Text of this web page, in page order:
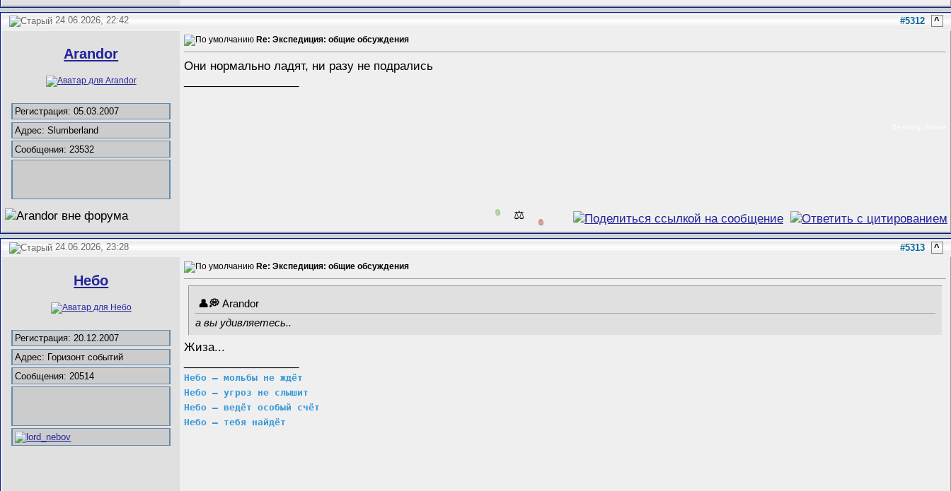
24.06.2026, 22:42 #5312 ^
Arandor
Регистрация: 05.03.2007
Адрес: Slumberland
Сообщения: 23532
Re: Экспедиция: общие обсуждения
Они нормально ладят, ни разу не подрались
0 ⚖️ 0
24.06.2026, 23:28 #5313 ^
Небо
Регистрация: 20.12.2007
Адрес: Горизонт событий
Сообщения: 20514
Re: Экспедиция: общие обсуждения
Arandor
а вы удивляетесь..
Жиза...
Небо – мольбы не ждёт
Небо – угроз не слышит
Небо – ведёт особый счёт
Небо – тебя найдёт